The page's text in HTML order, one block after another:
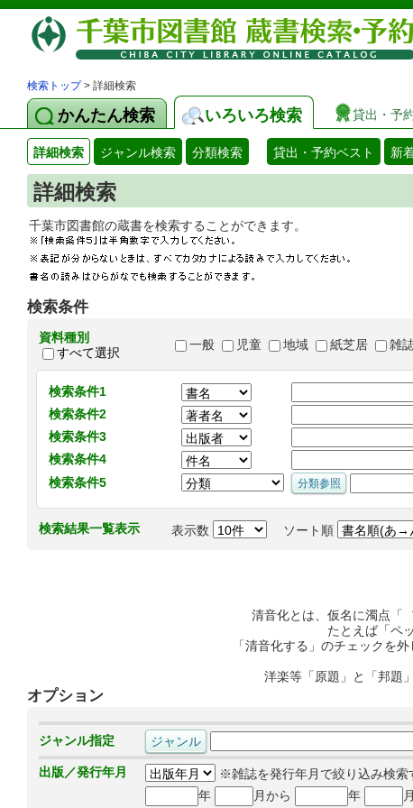
検索トップ> 詳細検索
かんたん検索 いろいろ検索 貸出・予
詳細検索 ジャンル検索 分類検索 貸出・予約ベスト 新
詳細検索
千葉市図書館の蔵書を検索することができます
検索条件
資料種別
すべて選択
一般 児童 地域 紙芝居 雑
検索条件1
検索条件2
検索条件3
検索条件4
検索条件5
検索結果一覧表示 表示数 ソート順
清音化とは、仮名に濁点「
たとえば「ペ
「清音化する」のチェックを
洋楽等「原題」と「邦題
オプション
ジャンル指定
出版／発行年月
※雑誌を発行年月で絞り込み検索
年
月から 年